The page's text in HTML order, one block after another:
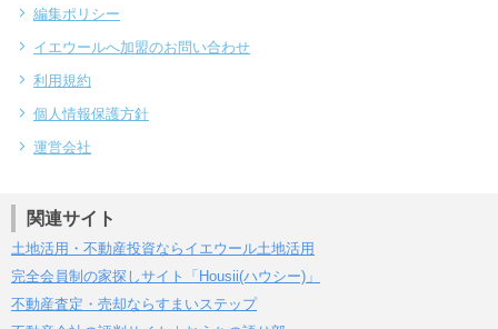
編集ポリシー
イエウールへ加盟のお問い合わせ
利用規約
個人情報保護方針
運営会社
関連サイト
土地活用・不動産投資ならイエウール土地活用
完全会員制の家探しサイト「Housii(ハウシー)」
不動産査定・売却ならすまいステップ